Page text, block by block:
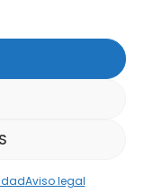
Aviso legal